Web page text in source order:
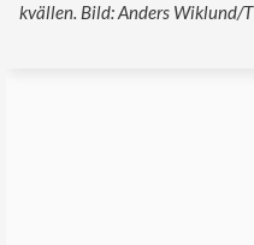
kvällen. Bild: Anders Wiklund/